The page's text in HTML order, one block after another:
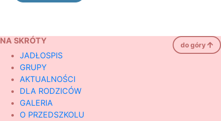
NA SKRÓTY do góry
JADŁOSPIS
GRUPY
AKTUALNOŚCI
DLA RODZICÓW
GALERIA
O PRZEDSZKOLU